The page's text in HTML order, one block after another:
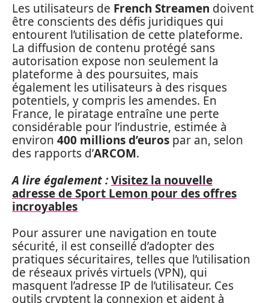
Les utilisateurs de French Streamen doivent
être conscients des défis juridiques qui
entourent l’utilisation de cette plateforme.
La diffusion de contenu protégé sans
autorisation expose non seulement la
plateforme à des poursuites, mais
également les utilisateurs à des risques
potentiels, y compris les amendes. En
France, le piratage entraîne une perte
considérable pour l’industrie, estimée à
environ 400 millions d’euros par an, selon
des rapports d’ARCOM.
A lire également :Visitez la nouvelle
adresse de Sport Lemon pour des offres
incroyables
Pour assurer une navigation en toute
sécurité, il est conseillé d’adopter des
pratiques sécuritaires, telles que l’utilisation
de réseaux privés virtuels (VPN), qui
masquent l’adresse IP de l’utilisateur. Ces
outils cryptent la connexion et aident à